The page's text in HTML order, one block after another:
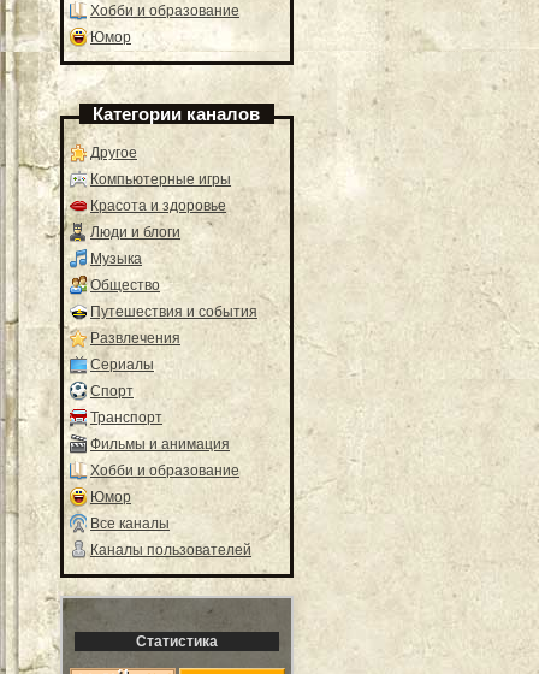
Хобби и образование
Юмор
Категории каналов
Другое
Компьютерные игры
Красота и здоровье
Люди и блоги
Музыка
Общество
Путешествия и события
Развлечения
Сериалы
Спорт
Транспорт
Фильмы и анимация
Хобби и образование
Юмор
Все каналы
Каналы пользователей
Статистика